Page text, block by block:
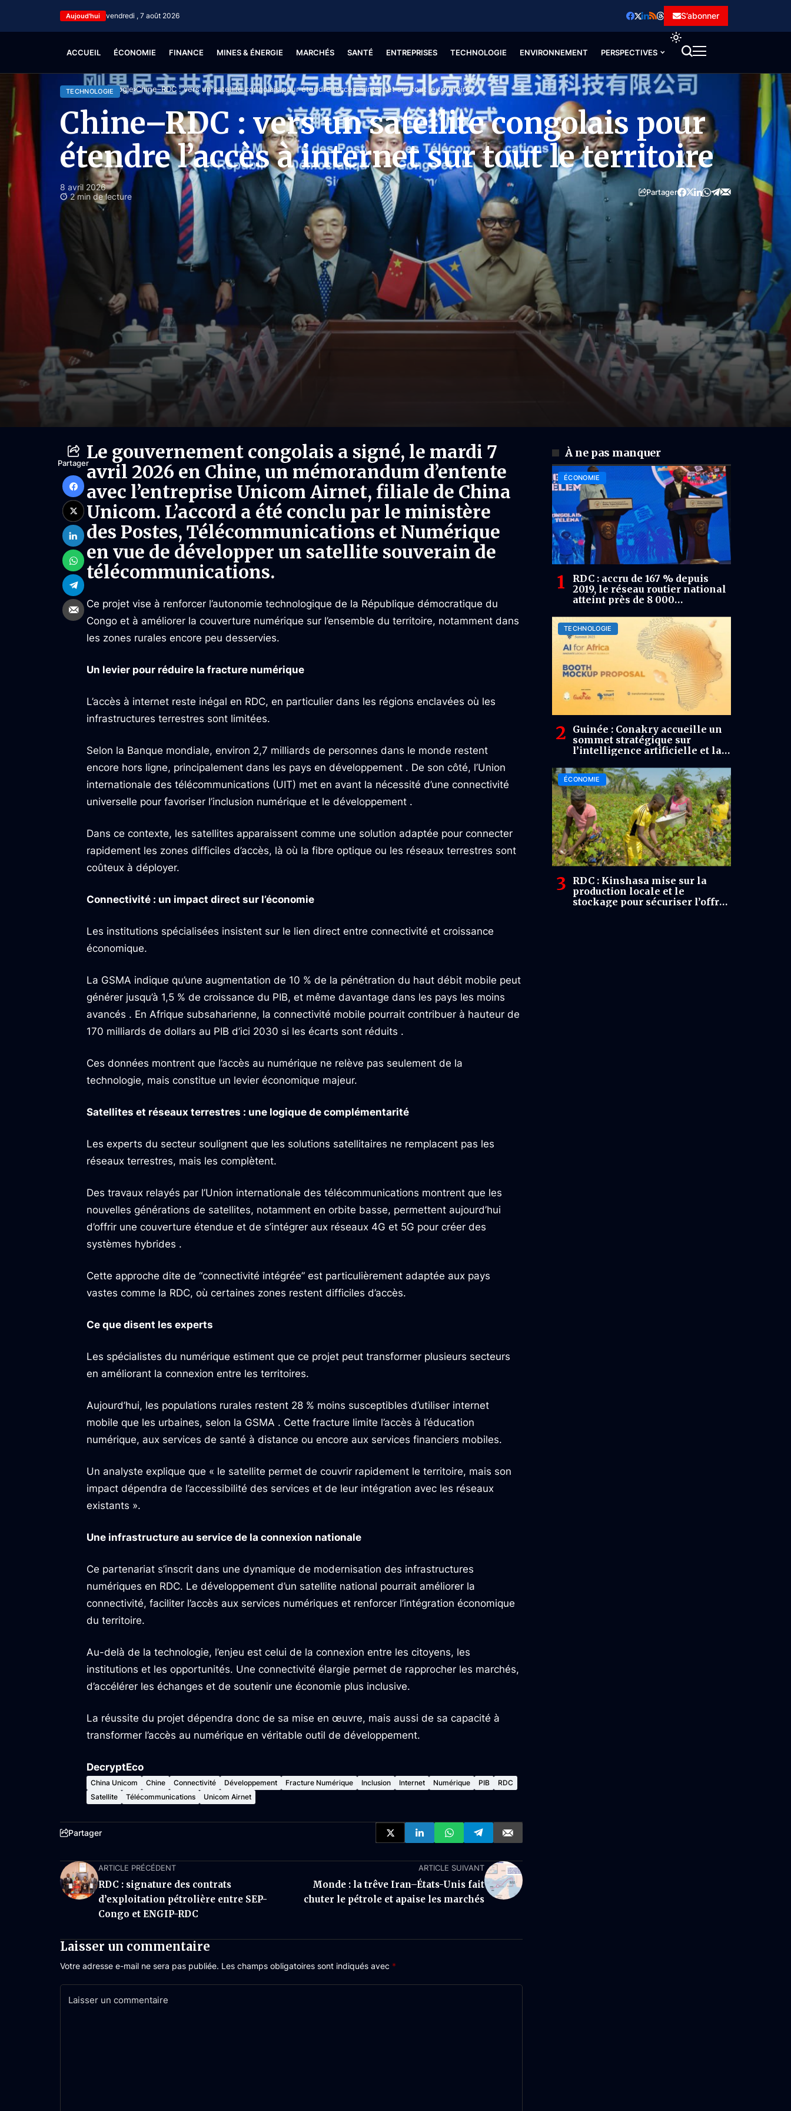
Aujoud'hui vendredi , 7 août 2026 S’abonner
ACCUEIL ÉCONOMIE FINANCE MINES & ÉNERGIE MARCHÉS SANTÉ ENTREPRISES TECHNOLOGIE ENVIRONNEMENT PERSPECTIVES
Accueil Technologie Chine–RDC : vers un satellite congolais pour étendre l’accès à internet sur tout le territoire
TECHNOLOGIE
Chine–RDC : vers un satellite congolais pour
étendre l’accès à internet sur tout le territoire
8 avril 2026
2 min de lecture
Partager
PartagerLe gouvernement congolais a signé, le mardi 7
avril 2026 en Chine, un mémorandum d’entente
avec l’entreprise Unicom Airnet, filiale de China
Unicom. L’accord a été conclu par le ministère
des Postes, Télécommunications et Numérique
en vue de développer un satellite souverain de
télécommunications.
Ce projet vise à renforcer l’autonomie technologique de la République démocratique du
Congo et à améliorer la couverture numérique sur l’ensemble du territoire, notamment dans
les zones rurales encore peu desservies.
Un levier pour réduire la fracture numérique
L’accès à internet reste inégal en RDC, en particulier dans les régions enclavées où les
infrastructures terrestres sont limitées.
Selon la Banque mondiale, environ 2,7 milliards de personnes dans le monde restent
encore hors ligne, principalement dans les pays en développement . De son côté, l’Union
internationale des télécommunications (UIT) met en avant la nécessité d’une connectivité
universelle pour favoriser l’inclusion numérique et le développement .
Dans ce contexte, les satellites apparaissent comme une solution adaptée pour connecter
rapidement les zones difficiles d’accès, là où la fibre optique ou les réseaux terrestres sont
coûteux à déployer.
Connectivité : un impact direct sur l’économie
Les institutions spécialisées insistent sur le lien direct entre connectivité et croissance
économique.
La GSMA indique qu’une augmentation de 10 % de la pénétration du haut débit mobile peut
générer jusqu’à 1,5 % de croissance du PIB, et même davantage dans les pays les moins
avancés . En Afrique subsaharienne, la connectivité mobile pourrait contribuer à hauteur de
170 milliards de dollars au PIB d’ici 2030 si les écarts sont réduits .
Ces données montrent que l’accès au numérique ne relève pas seulement de la
technologie, mais constitue un levier économique majeur.
Satellites et réseaux terrestres : une logique de complémentarité
Les experts du secteur soulignent que les solutions satellitaires ne remplacent pas les
réseaux terrestres, mais les complètent.
Des travaux relayés par l’Union internationale des télécommunications montrent que les
nouvelles générations de satellites, notamment en orbite basse, permettent aujourd’hui
d’offrir une couverture étendue et de s’intégrer aux réseaux 4G et 5G pour créer des
systèmes hybrides .
Cette approche dite de “connectivité intégrée” est particulièrement adaptée aux pays
vastes comme la RDC, où certaines zones restent difficiles d’accès.
Ce que disent les experts
Les spécialistes du numérique estiment que ce projet peut transformer plusieurs secteurs
en améliorant la connexion entre les territoires.
Aujourd’hui, les populations rurales restent 28 % moins susceptibles d’utiliser internet
mobile que les urbaines, selon la GSMA . Cette fracture limite l’accès à l’éducation
numérique, aux services de santé à distance ou encore aux services financiers mobiles.
Un analyste explique que « le satellite permet de couvrir rapidement le territoire, mais son
impact dépendra de l’accessibilité des services et de leur intégration avec les réseaux
existants ».
Une infrastructure au service de la connexion nationale
Ce partenariat s’inscrit dans une dynamique de modernisation des infrastructures
numériques en RDC. Le développement d’un satellite national pourrait améliorer la
connectivité, faciliter l’accès aux services numériques et renforcer l’intégration économique
du territoire.
Au-delà de la technologie, l’enjeu est celui de la connexion entre les citoyens, les
institutions et les opportunités. Une connectivité élargie permet de rapprocher les marchés,
d’accélérer les échanges et de soutenir une économie plus inclusive.
La réussite du projet dépendra donc de sa mise en œuvre, mais aussi de sa capacité à
transformer l’accès au numérique en véritable outil de développement.
DecryptEco
China Unicom Chine Connectivité Développement Fracture Numérique Inclusion Internet Numérique PIB
RDC
Satellite
Télécommunications Unicom Airnet
Partager
ARTICLE PRÉCÉDENT
RDC : signature des contrats
d’exploitation pétrolière entre SEP-
Congo et ENGIP-RDC
ARTICLE SUIVANT
Monde : la trêve Iran–États-Unis fait
chuter le pétrole et apaise les marchés
Laisser un commentaire
Votre adresse e-mail ne sera pas publiée. Les champs obligatoires sont indiqués avec *
À ne pas manquer
ÉCONOMIE
RDC : accru de 167 % depuis
2019, le réseau routier national
atteint près de 8 000
TECHNOLOGIE
Guinée : Conakry accueille un
sommet stratégique sur
l’intelligence artificielle et la
ÉCONOMIE
RDC : Kinshasa mise sur la
production locale et le
stockage pour sécuriser l’offre